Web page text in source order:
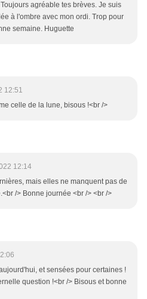
agréable tes brèves. Je suis
à l'ombre avec mon ordi. Trop pour
semaine. Huguette
12:51
celle de la lune, bisous !<br />
12:14
mais elles ne manquent pas de
/> Bonne journée <br /> <br />
et sensées pour certaines !
question !<br /> Bisous et bonne